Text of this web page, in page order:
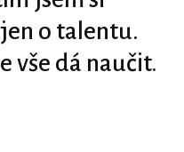
o talentu.
vše dá naučit.